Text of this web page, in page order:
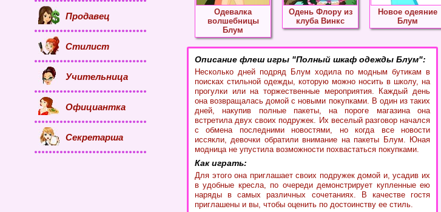
Одевалка
волшебницы
Блум
Одень Флору из
клуба Винкс
Новое одеяние
Блум
Описание флеш игры "Полный шкаф одежды Блум":
Несколько дней подряд Блум ходила по модным бутикам в
поисках стильной одежды, которую можно носить в школу, на
прогулки или на торжественные мероприятия. Каждый день
она возвращалась домой с новыми покупками. В один из таких
дней, накупив полные пакеты, на пороге магазина она
встретила двух своих подружек. Их веселый разговор начался
с обмена последними новостями, но когда все новости
иссякли, девочки обратили внимание на пакеты Блум. Юная
модница не упустила возможности похвастаться покупками.
Как играть:
Для этого она приглашает своих подружек домой и, усадив их
в удобные кресла, по очереди демонстрирует купленные ею
наряды в самых различных сочетаниях. В качестве гостя
приглашены и вы, чтобы оценить по достоинству ее стиль.
Продавец
Стилист
Учительница
Официантка
Секретарша